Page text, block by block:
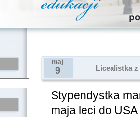
maj
9 Licealistka
Stypendystka
maja leci do